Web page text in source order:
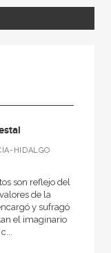
HIDALGO
son reflejo del
de la
y sufragó
el imaginario